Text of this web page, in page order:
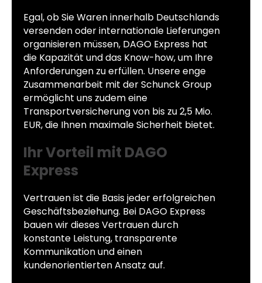
Egal, ob Sie Waren innerhalb Deutschlands
versenden oder internationale Lieferungen
organisieren müssen, DAGO Express hat
die Kapazität und das Know-how, um Ihre
Anforderungen zu erfüllen. Unsere enge
Zusammenarbeit mit der Schunck Group
ermöglicht uns zudem eine
Transportversicherung von bis zu 2,5 Mio.
EUR, die Ihnen maximale Sicherheit bietet.
Ihr Vorteil mit DAGO
Express
Vertrauen ist die Basis jeder erfolgreichen
Geschäftsbeziehung. Bei DAGO Express
bauen wir dieses Vertrauen durch
konstante Leistung, transparente
Kommunikation und einen
kundenorientierten Ansatz auf.